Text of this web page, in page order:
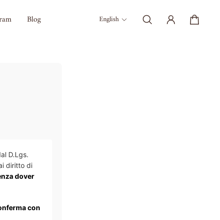
Blog English
D.Lgs.
diritto di
dover
con